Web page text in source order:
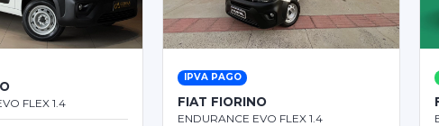
FLEX 1.4
IPVA PAGO
FIAT FIORINO
ENDURANCE EVO FLEX 1.4